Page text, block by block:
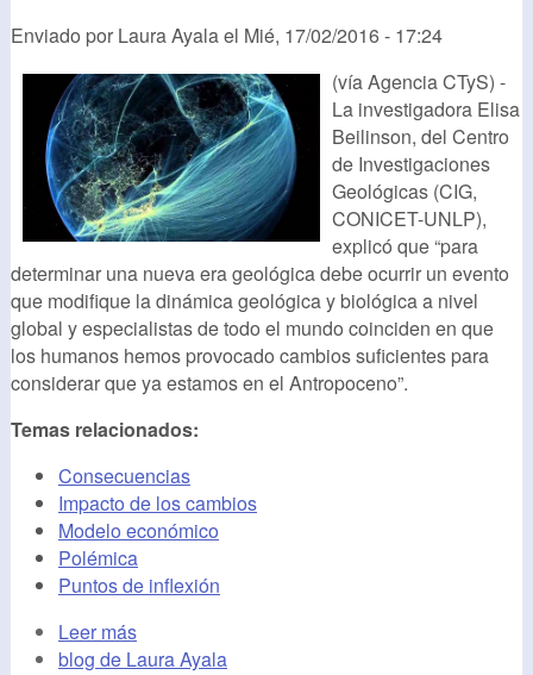
Enviado por Laura Ayalael Mié, 17/02/2016 - 17:24
(vía Agencia CTyS) -
La investigadora Elisa
Beilinson, del Centro
de Investigaciones
Geológicas (CIG,
CONICET-UNLP),
explicó que “para
determinar una nueva era geológica debe ocurrir un evento
que modifique la dinámica geológica y biológica a nivel
global y especialistas de todo el mundo coinciden en que
los humanos hemos provocado cambios suficientes para
considerar que ya estamos en el Antropoceno”.
Temas relacionados:
Consecuencias
Impacto de los cambios
Modelo económico
Polémica
Puntos de inflexión
Leer más
blog de Laura Ayala